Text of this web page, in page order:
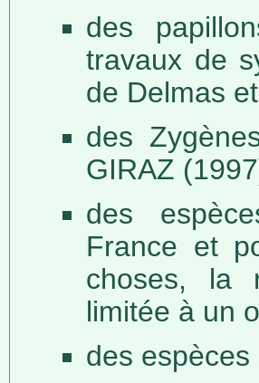
des
travaux de
de Delmas
des
GIRAZ
des
France et
choses, la
limitée à un
des